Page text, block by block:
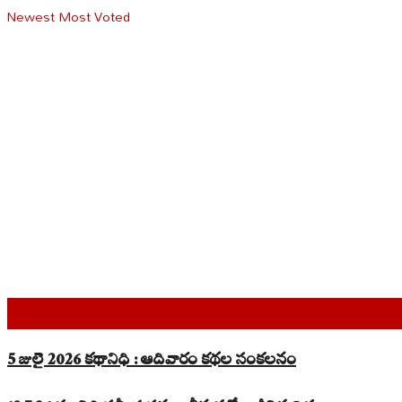
NewestMost Voted
5 జులై 2026 కథానిధి : ఆదివారం కథల సంకలనం